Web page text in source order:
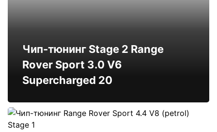
Чип-тюнинг Stage 2 Range
Rover Sport 3.0 V6
Supercharged 20